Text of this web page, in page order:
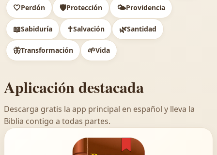
🤍Perdón 🛡️Protección 🌤️Providencia
📖Sabiduría ✝️Salvación 🌿Santidad
🦋Transformación 🌱Vida
Aplicación destacada
Descarga gratis la app principal en español y lleva la
Biblia contigo a todas partes.